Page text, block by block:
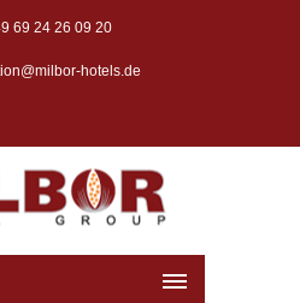
69 24 26 09 20
hotels.de